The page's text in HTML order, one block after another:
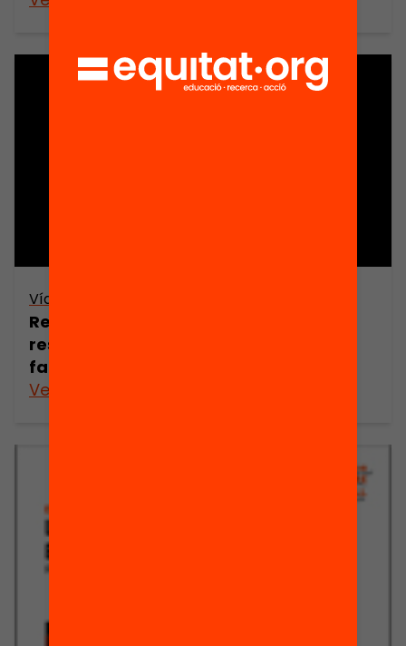
Vídeo
Resum 5è Debat: Com compartir la
responsabilitat educativa escola-
família?
Veure’n més